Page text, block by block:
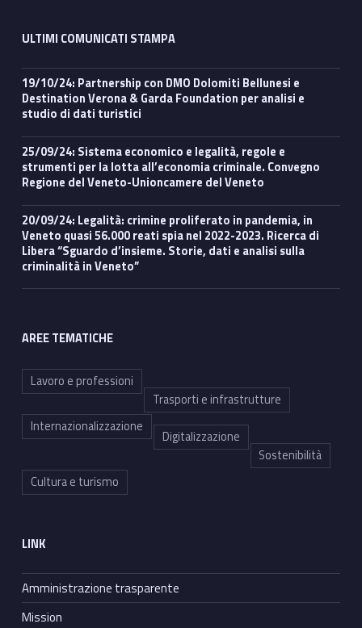
ULTIMI COMUNICATI STAMPA
19/10/24: Partnership con DMO Dolomiti Bellunesi e
Destination Verona & Garda Foundation per analisi e
studio di dati turistici
25/09/24: Sistema economico e legalità, regole e
strumenti per la lotta all’economia criminale. Convegno
Regione del Veneto-Unioncamere del Veneto
20/09/24: Legalità: crimine proliferato in pandemia, in
Veneto quasi 56.000 reati spia nel 2022-2023. Ricerca di
Libera “Sguardo d’insieme. Storie, dati e analisi sulla
criminalità in Veneto”
AREE TEMATICHE
Lavoro e professioni
Trasporti e infrastrutture
Internazionalizzazione
Digitalizzazione
Sostenibilità
Cultura e turismo
LINK
Amministrazione trasparente
Mission